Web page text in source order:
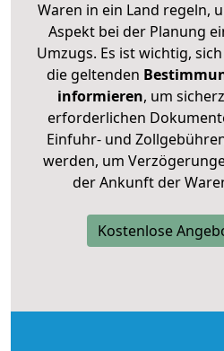
Waren in ein Land regeln,
Aspekt bei der Planung
Umzugs. Es ist wichtig,
die geltenden
informieren, um
erforderlichen
Einfuhr- und
werden, um
der Ankunft der
Kostenlose